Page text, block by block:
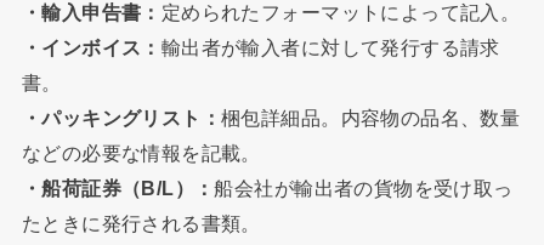
・輸入申告書： 定められたフォーマットによって記入。
・インボイス： 輸出者が輸入者に対して発行する請求
書。
・パッキングリスト：梱包詳細品。内容物の品名、数量
などの必要な情報を記載。
・船荷証券（B/L）：船会社が輸出者の貨物を受け取っ
たときに発行される書類。